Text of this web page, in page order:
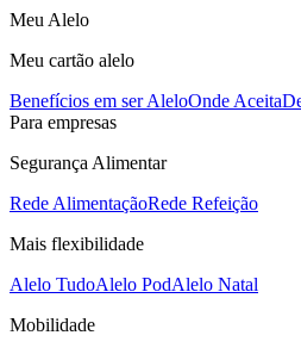
Meu Alelo
Meu cartão alelo
Benefícios em ser AleloOnde Aceita
Para empresas
Segurança Alimentar
Rede AlimentaçãoRede Refeição
Mais flexibilidade
Alelo TudoAlelo PodAlelo Natal
Mobilidade